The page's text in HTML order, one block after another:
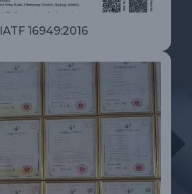
IATF 16949:2016